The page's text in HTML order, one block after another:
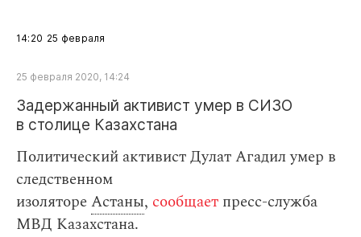
14:20 25 февраля
25 февраля 2020, 14:24
Задержанный активист умер в СИЗО
в столице Казахстана
Политический активист Дулат Агадил умер в
следственном
изолятореАстаны, сообщает пресс-служба
МВД Казахстана.